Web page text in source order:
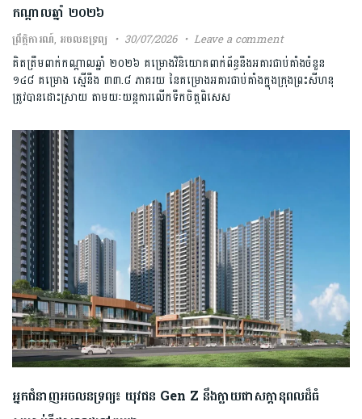
កណ្តាលឆ្នាំ ២០២៦
ព្រឹត្តិការណ៍, អចលនទ្រព្យ 30/07/2026 Leave a comment
គិតត្រឹមពាក់កណ្តាលឆ្នាំ ២០២៦ គម្រោងវិនិយោគពាក់ព័ន្ធនឹងអគារជាប់គាំងចំនួន
១៤៨ គម្រោង ស្មើនឹង ៣៣.៨ ភាគរយ នៃគម្រោងអគារជាប់គាំងក្នុងក្រុងព្រះសីហនុ
ត្រូវបានដោះស្រាយ តាមយៈយន្តការលើកទឹកចិត្តពិសេស
អ្នកជំនាញ​អចលន​ទ្រព្យ​៖​ ​យុវជន​ ​Gen Z​ នឹងក្លាយជា​សក្ដានុពល​ដ៏​ធំ​